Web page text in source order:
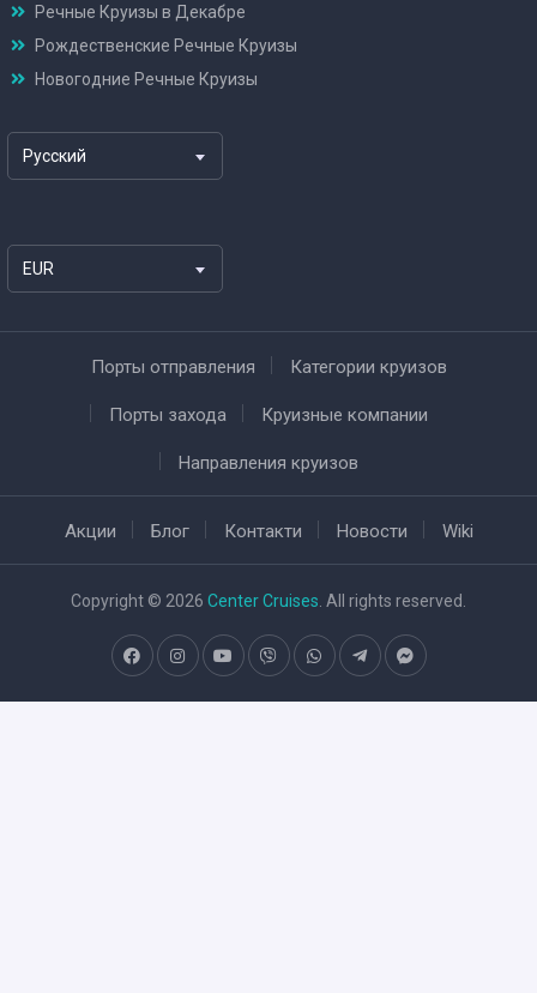
Речные Круизы в Декабре
Рождественские Речные Круизы
Новогодние Речные Круизы
Русский
EUR
Порты отправления Категории круизов
Порты захода Круизные компании
Направления круизов
Акции Блог Контакти Новости Wiki
Copyright © 2026 Center Cruises . All rights reserved.